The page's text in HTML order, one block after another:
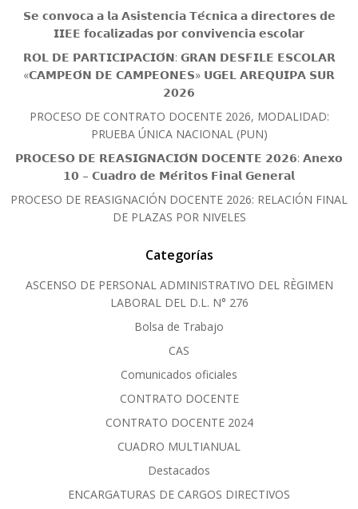
𝗦𝗲 𝗰𝗼𝗻𝘃𝗼𝗰𝗮 𝗮 𝗹𝗮 𝗔𝘀𝗶𝘀𝘁𝗲𝗻𝗰𝗶𝗮 𝗧𝗲́𝗰𝗻𝗶𝗰𝗮 𝗮 𝗱𝗶𝗿𝗲𝗰𝘁𝗼𝗿𝗲𝘀 𝗱𝗲
𝗜𝗜𝗘𝗘 𝗳𝗼𝗰𝗮𝗹𝗶𝘇𝗮𝗱𝗮𝘀 𝗽𝗼𝗿 𝗰𝗼𝗻𝘃𝗶𝘃𝗲𝗻𝗰𝗶𝗮 𝗲𝘀𝗰𝗼𝗹𝗮𝗿
𝗥𝗢𝗟 𝗗𝗘 𝗣𝗔𝗥𝗧𝗜𝗖𝗜𝗣𝗔𝗖𝗜𝗢́𝗡: 𝗚𝗥𝗔𝗡 𝗗𝗘𝗦𝗙𝗜𝗟𝗘 𝗘𝗦𝗖𝗢𝗟𝗔𝗥
«𝗖𝗔𝗠𝗣𝗘𝗢́𝗡 𝗗𝗘 𝗖𝗔𝗠𝗣𝗘𝗢𝗡𝗘𝗦» 𝗨𝗚𝗘𝗟 𝗔𝗥𝗘𝗤𝗨𝗜𝗣𝗔 𝗦𝗨𝗥
𝟮𝟬𝟮𝟲
PROCESO DE CONTRATO DOCENTE 2026, MODALIDAD:
PRUEBA ÚNICA NACIONAL (PUN)
𝗣𝗥𝗢𝗖𝗘𝗦𝗢 𝗗𝗘 𝗥𝗘𝗔𝗦𝗜𝗚𝗡𝗔𝗖𝗜𝗢́𝗡 𝗗𝗢𝗖𝗘𝗡𝗧𝗘 𝟮𝟬𝟮𝟲: 𝗔𝗻𝗲𝘅𝗼
𝟭𝟬 – 𝗖𝘂𝗮𝗱𝗿𝗼 𝗱𝗲 𝗠𝗲́𝗿𝗶𝘁𝗼𝘀 𝗙𝗶𝗻𝗮𝗹 𝗚𝗲𝗻𝗲𝗿𝗮𝗹
PROCESO DE REASIGNACIÓN DOCENTE 2026: RELACIÓN FINAL
DE PLAZAS POR NIVELES
Categorías
ASCENSO DE PERSONAL ADMINISTRATIVO DEL RÈGIMEN
LABORAL DEL D.L. N° 276
Bolsa de Trabajo
CAS
Comunicados oficiales
CONTRATO DOCENTE
CONTRATO DOCENTE 2024
CUADRO MULTIANUAL
Destacados
ENCARGATURAS DE CARGOS DIRECTIVOS